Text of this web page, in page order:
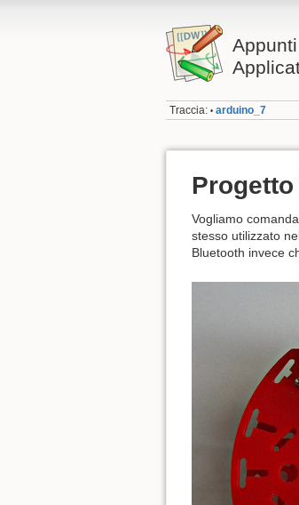
Traccia: • arduino_7
Vogliamo
stesso utilizzato
Bluetooth invece